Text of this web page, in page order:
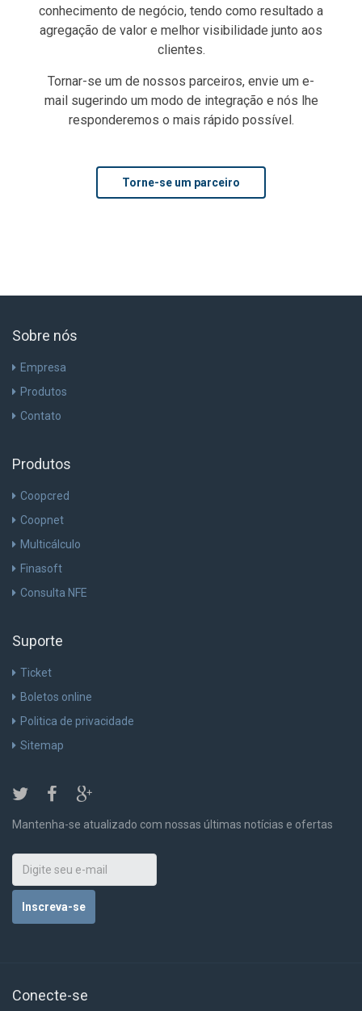
conhecimento de negócio, tendo como resultado a
agregação de valor e melhor visibilidade junto aos
clientes.
Tornar-se um de nossos parceiros, envie um e-
mail sugerindo um modo de integração e nós lhe
responderemos o mais rápido possível.
Torne-se um parceiro
Sobre nós
Empresa
Produtos
Contato
Produtos
Coopcred
Coopnet
Multicálculo
Finasoft
Consulta NFE
Suporte
Ticket
Boletos online
Politica de privacidade
Sitemap
Mantenha-se atualizado com nossas últimas notícias e ofertas
Inscreva-se
Conecte-se